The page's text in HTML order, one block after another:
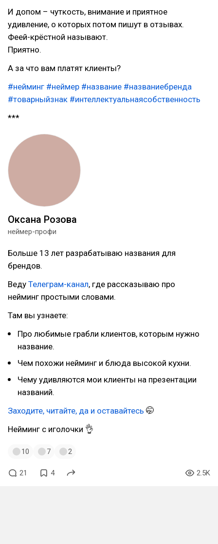
И допом – чуткость, внимание и приятное
удивление, о которых потом пишут в отзывах.
Феей-крёстной называют.
Приятно.⠀
А за что вам платят клиенты?
#нейминг #неймер #название #названиебренда
#товарныйзнак #интеллектуальнаясобственность
***
Оксана Розова
неймер-профи
Больше 13 лет разрабатываю названия для
брендов.
Веду Телеграм-канал, где рассказываю про
нейминг простыми словами.
Там вы узнаете:
Про любимые грабли клиентов, которым нужно
название.
Чем похожи нейминг и блюда высокой кухни. ⠀
Чему удивляются мои клиенты на презентации
названий.
Заходите, читайте, да и оставайтесь 🤭
Нейминг с иголочки 👌
10 7 2
21 4 2.5K